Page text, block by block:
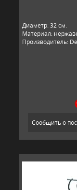
Диаметр: 32 см.
Материал:
Производитель:
Сообщить о